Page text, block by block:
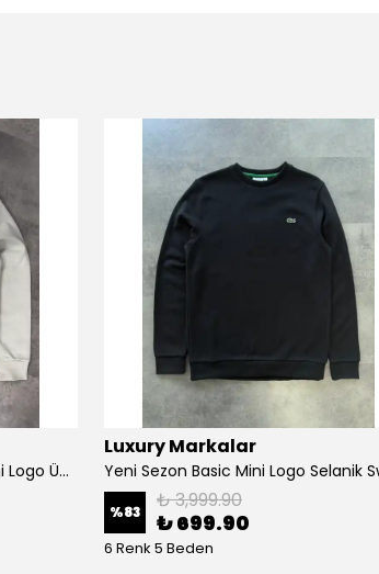
Yeni Sezon Premium Basic Mini Logo Üç İplik Şardonsuz Sweatshirt
Luxury Markalar
%83 ₺ 3,999.90
₺ 699.90
6 Renk 5 Beden